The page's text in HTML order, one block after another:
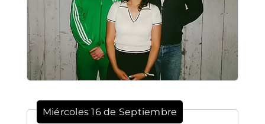
Miércoles 16 de Septiembre